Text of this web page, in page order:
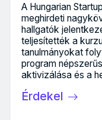
A Hungarian
meghirdeti
hallgatók
teljesítették a
tanulmányokat
program
aktivizálása és a
Érdekel